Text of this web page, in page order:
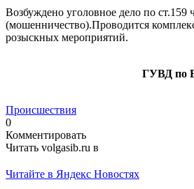
Возбуждено уголовное дело по
(мошенничество).Проводится
розыскных мероприятий.
ГУВД по
Происшествия
0
Комментировать
Читать volgasib.ru в
Читайте в Яндекс Новостях